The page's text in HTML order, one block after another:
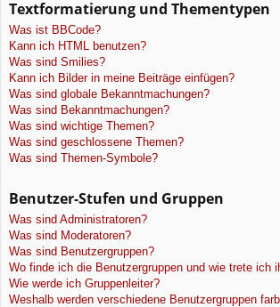
Textformatierung und Thementypen
Was ist BBCode?
Kann ich HTML benutzen?
Was sind Smilies?
Kann ich Bilder in meine Beiträge einfügen?
Was sind globale Bekanntmachungen?
Was sind Bekanntmachungen?
Was sind wichtige Themen?
Was sind geschlossene Themen?
Was sind Themen-Symbole?
Benutzer-Stufen und Gruppen
Was sind Administratoren?
Was sind Moderatoren?
Was sind Benutzergruppen?
Wo finde ich die Benutzergruppen und wie trete ich
Wie werde ich Gruppenleiter?
Weshalb werden verschiedene Benutzergruppen